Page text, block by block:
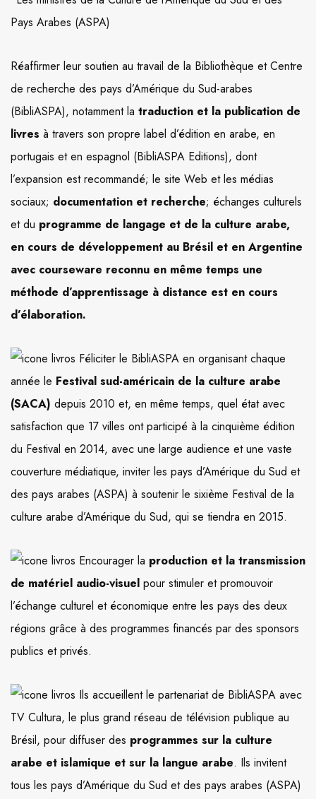
Pays Arabes (ASPA)
Réaffirmer leur soutien au travail de la Bibliothèque et Centre
de recherche des pays d’Amérique du Sud-arabes
(BibliASPA), notamment la traduction et la publication de
livres à travers son propre label d’édition en arabe, en
portugais et en espagnol (BibliASPA Editions), dont
l’expansion est recommandé; le site Web et les médias
sociaux; documentation et recherche; échanges culturels
et du programme de langage et de la culture arabe,
en cours de développement au Brésil et en Argentine
avec courseware reconnu en même temps une
méthode d’apprentissage à distance est en cours
d’élaboration.
Féliciter le BibliASPA en organisant chaque
année le Festival sud-américain de la culture arabe
(SACA) depuis 2010 et, en même temps, quel état avec
satisfaction que 17 villes ont participé à la cinquième édition
du Festival en 2014, avec une large audience et une vaste
couverture médiatique, inviter les pays d’Amérique du Sud et
des pays arabes (ASPA) à soutenir le sixième Festival de la
culture arabe d’Amérique du Sud, qui se tiendra en 2015.
Encourager la production et la transmission
de matériel audio-visuel pour stimuler et promouvoir
l’échange culturel et économique entre les pays des deux
régions grâce à des programmes financés par des sponsors
publics et privés.
Ils accueillent le partenariat de BibliASPA avec
TV Cultura, le plus grand réseau de télévision publique au
Brésil, pour diffuser des programmes sur la culture
arabe et islamique et sur la langue arabe. Ils invitent
tous les pays d’Amérique du Sud et des pays arabes (ASPA)